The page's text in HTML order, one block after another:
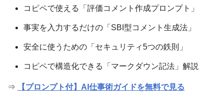
コピペで使える「評価コメント作成プロンプト」
事実を入力するだけの「SBI型コメント生成法」
安全に使うための「セキュリティ5つの鉄則」
コピペで構造化できる「マークダウン記法」解説
⇒ 【プロンプト付】AI仕事術ガイドを無料で見る